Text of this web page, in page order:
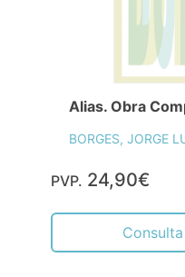
Alias. Obra
BORGES, JORGE
PVP. 24,90€